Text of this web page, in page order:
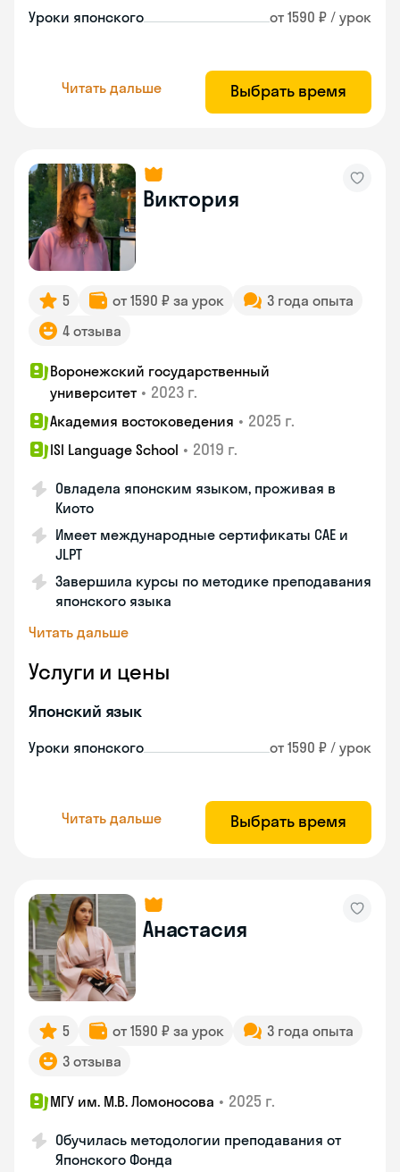
Уроки японского от 1590 ₽ / урок
Читать дальше Выбрать время
Виктория
5 от 1590 ₽ за урок
3 года опыта
4 отзыва
Воронежский государственный
университет • 2023 г.
Академия востоковедения • 2025 г.
ISI Language School • 2019 г.
Овладела японским языком, проживая в
Киото
Имеет международные сертификаты CAE и
JLPT
Завершила курсы по методике преподавания
японского языка
Читать дальше
Услуги и цены
Японский язык
Уроки японского от 1590 ₽ / урок
Читать дальше Выбрать время
Анастасия
5 от 1590 ₽ за урок
3 года опыта
3 отзыва
МГУ им. М.В. Ломоносова • 2025 г.
Обучилась методологии преподавания от
Японского Фонда